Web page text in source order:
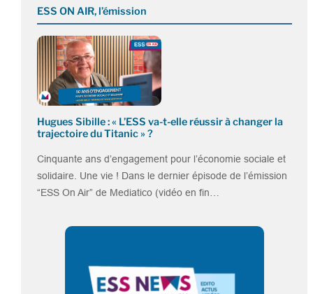
ESS ON AIR, l’émission
Hugues Sibille : « L’ESS va-t-elle réussir à changer la
trajectoire du Titanic » ?
Cinquante ans d’engagement pour l’économie sociale et
solidaire. Une vie ! Dans le dernier épisode de l’émission
“ESS On Air” de Mediatico (vidéo en fin…